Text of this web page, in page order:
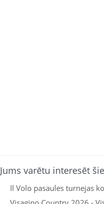
Jums varētu interesēt
Il Volo pasaules turnejas